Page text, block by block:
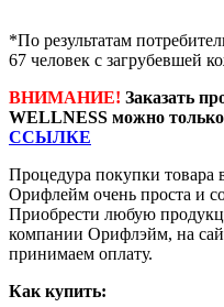
*По результатам
67 человек с загрубевшей
ВНИМАНИЕ! Заказать
WELLNESS можно только
ССЫЛКЕ
Процедура покупки товара
Орифлейм очень проста и
Приобрести любую
компании Орифлэйм, на
принимаем оплату.
Как купить: